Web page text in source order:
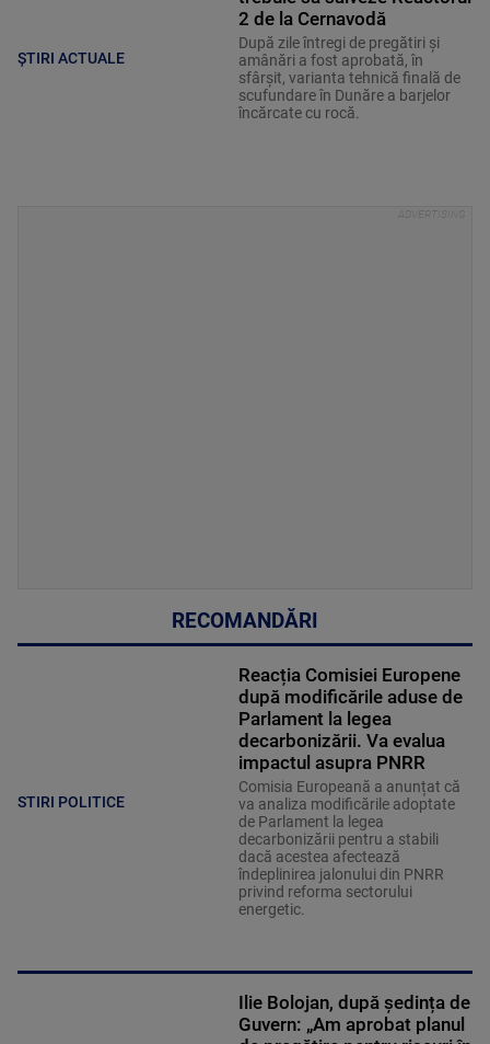
ȘTIRI ACTUALE
2 de la Cernavodă
După zile întregi de pregătiri și
amânări a fost aprobată, în
sfârșit, varianta tehnică finală de
scufundare în Dunăre a barjelor
încărcate cu rocă.
RECOMANDĂRI
STIRI POLITICE
Reacția Comisiei Europene
după modificările aduse de
Parlament la legea
decarbonizării. Va evalua
impactul asupra PNRR
Comisia Europeană a anunțat că
va analiza modificările adoptate
de Parlament la legea
decarbonizării pentru a stabili
dacă acestea afectează
îndeplinirea jalonului din PNRR
privind reforma sectorului
energetic.
Ilie Bolojan, după ședința de
Guvern: „Am aprobat planul